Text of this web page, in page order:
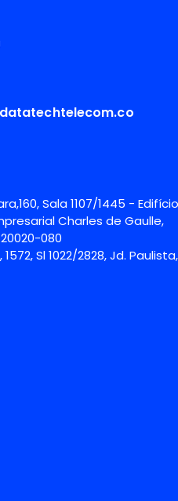
Sala 1107/1445 - Edifício
Charles de Gaulle,
080
Sl 1022/2828, Jd. Paulista,